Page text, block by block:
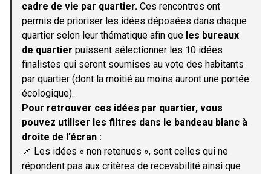
cadre de vie par quartier. Ces rencontres ont
permis de prioriser les idées déposées dans chaque
quartier selon leur thématique afin que les bureaux
de quartier puissent sélectionner les 10 idées
finalistes qui seront soumises au vote des habitants
par quartier (dont la moitié au moins auront une portée
écologique).
Pour retrouver ces idées par quartier, vous
pouvez utiliser les filtres dans le bandeau blanc à
droite de l’écran :
📌 Les idées « non retenues », sont celles qui ne
répondent pas aux critères de recevabilité ainsi que